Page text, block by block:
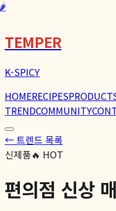
TEMPER
K-SPICY
HOMERECIPES
TRENDCOMMUNITY
← 트렌드 목록
신제품🔥 HOT
편의점 신상